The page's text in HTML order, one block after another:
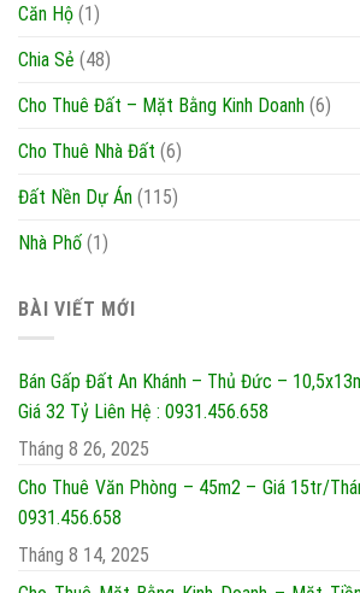
Căn Hộ (1)
Chia Sẻ (48)
Cho Thuê Đất – Mặt Bằng Kinh Doanh (6)
Cho Thuê Nhà Đất (6)
Đất Nền Dự Án (115)
Nhà Phố (1)
BÀI VIẾT MỚI
Bán Gấp Đất An Khánh – Thủ Đức –
Giá 32 Tỷ Liên Hệ : 0931.456.658
Tháng 8 26, 2025
Cho Thuê Văn Phòng – 45m2 – Giá 15tr/
0931.456.658
Tháng 8 14, 2025